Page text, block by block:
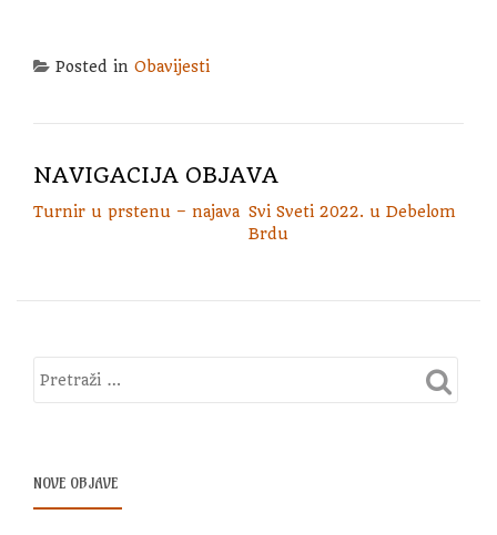
Posted in Obavijesti
NAVIGACIJA OBJAVA
Turnir u prstenu – najava Svi Sveti 2022. u Debelom
Brdu
NOVE OBJAVE